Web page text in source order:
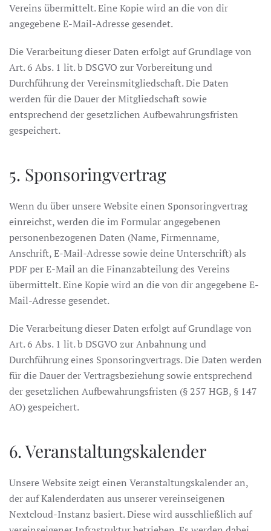
Vereins übermittelt. Eine Kopie wird an die von dir
angegebene E-Mail-Adresse gesendet.
Die Verarbeitung dieser Daten erfolgt auf Grundlage von
Art. 6 Abs. 1 lit. b DSGVO zur Vorbereitung und
Durchführung der Vereinsmitgliedschaft. Die Daten
werden für die Dauer der Mitgliedschaft sowie
entsprechend der gesetzlichen Aufbewahrungsfristen
gespeichert.
5. Sponsoringvertrag
Wenn du über unsere Website einen Sponsoringvertrag
einreichst, werden die im Formular angegebenen
personenbezogenen Daten (Name, Firmenname,
Anschrift, E-Mail-Adresse sowie deine Unterschrift) als
PDF per E-Mail an die Finanzabteilung des Vereins
übermittelt. Eine Kopie wird an die von dir angegebene E-
Mail-Adresse gesendet.
Die Verarbeitung dieser Daten erfolgt auf Grundlage von
Art. 6 Abs. 1 lit. b DSGVO zur Anbahnung und
Durchführung eines Sponsoringvertrags. Die Daten werden
für die Dauer der Vertragsbeziehung sowie entsprechend
der gesetzlichen Aufbewahrungsfristen (§ 257 HGB, § 147
AO) gespeichert.
6. Veranstaltungskalender
Unsere Website zeigt einen Veranstaltungskalender an,
der auf Kalenderdaten aus unserer vereinseigenen
Nextcloud-Instanz basiert. Diese wird ausschließlich auf